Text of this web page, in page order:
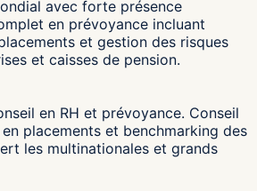
avec forte présence
en prévoyance incluant
et gestion des risques
et caisses de pension.
en RH et prévoyance. Conseil
placements et benchmarking des
les multinationales et grands